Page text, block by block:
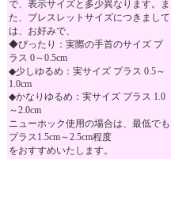
で、表示サイズと多少異なります。ま
た、ブレスレットサイズにつきまして
は、お好みで、
◆ぴったり：実際の手首のサイズ プ
ラス 0～0.5cm
◆少しゆるめ：実サイズ プラス 0.5～
1.0cm
◆かなりゆるめ：実サイズ プラス 1.0
～2.0cm
ニューホック使用の場合は、最低でも
プラス1.5cm～2.5cm程度
をおすすめいたします。